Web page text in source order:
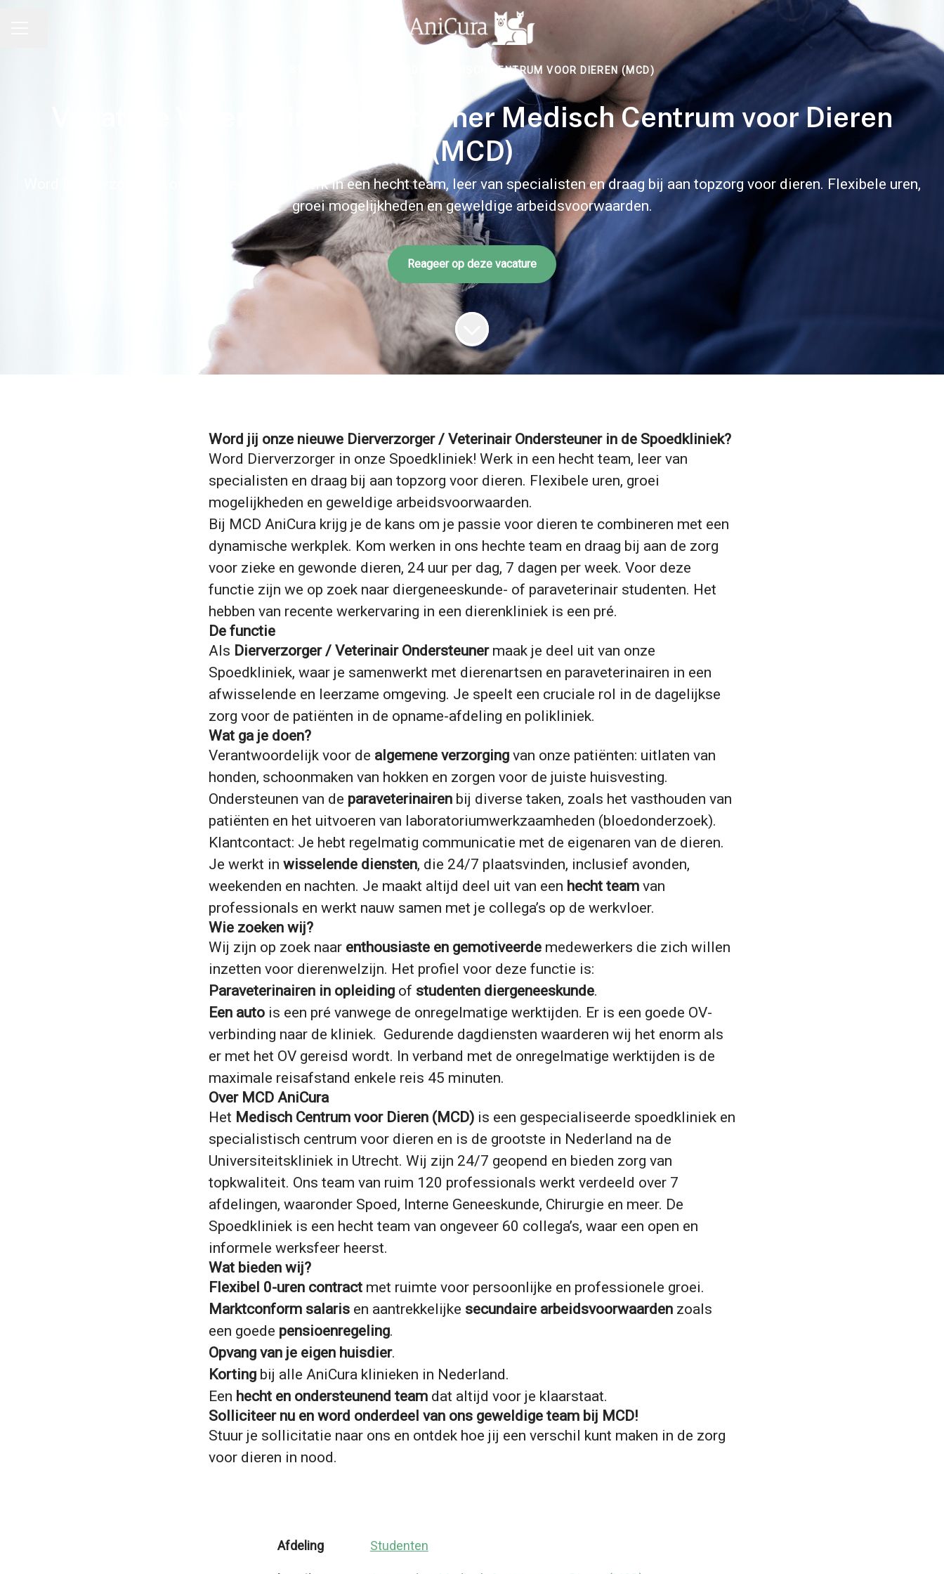
AMSTERDAM MEDISCH CENTRUM VOOR DIEREN (MCD)
Vacature Veterinair Ondersteuner Medisch Centrum voor Dieren
(MCD)
Word Dierverzorger in onze Spoedkliniek! Werk in een hecht team, leer van specialisten en draag bij aan topzorg voor dieren. Flexibele uren,
groei mogelijkheden en geweldige arbeidsvoorwaarden.
Reageer op deze vacature
Word jij onze nieuwe Dierverzorger / Veterinair Ondersteuner in de Spoedkliniek?
Word Dierverzorger in onze Spoedkliniek! Werk in een hecht team, leer van
specialisten en draag bij aan topzorg voor dieren. Flexibele uren, groei
mogelijkheden en geweldige arbeidsvoorwaarden.
Bij MCD AniCura krijg je de kans om je passie voor dieren te combineren met een
dynamische werkplek. Kom werken in ons hechte team en draag bij aan de zorg
voor zieke en gewonde dieren, 24 uur per dag, 7 dagen per week. Voor deze
functie zijn we op zoek naar diergeneeskunde- of paraveterinair studenten. Het
hebben van recente werkervaring in een dierenkliniek is een pré.
De functie
Als Dierverzorger / Veterinair Ondersteunermaak je deel uit van onze
Spoedkliniek, waar je samenwerkt met dierenartsen en paraveterinairen in een
afwisselende en leerzame omgeving. Je speelt een cruciale rol in de dagelijkse
zorg voor de patiënten in de opname-afdeling en polikliniek.
Wat ga je doen?
Verantwoordelijk voor de algemene verzorging van onze patiënten: uitlaten van
honden, schoonmaken van hokken en zorgen voor de juiste huisvesting.
Ondersteunen van de paraveterinairen bij diverse taken, zoals het vasthouden van
patiënten en het uitvoeren van laboratoriumwerkzaamheden (bloedonderzoek).
Klantcontact: Je hebt regelmatig communicatie met de eigenaren van de dieren.
Je werkt in wisselende diensten, die 24/7 plaatsvinden, inclusief avonden,
weekenden en nachten. Je maakt altijd deel uit van een hecht team van
professionals en werkt nauw samen met je collega’s op de werkvloer.
Wie zoeken wij?
Wij zijn op zoek naar enthousiaste en gemotiveerde medewerkers die zich willen
inzetten voor dierenwelzijn. Het profiel voor deze functie is:
Paraveterinairen in opleiding of studenten diergeneeskunde.
Een auto is een pré vanwege de onregelmatige werktijden. Er is een goede OV-
verbinding naar de kliniek. Gedurende dagdiensten waarderen wij het enorm als
er met het OV gereisd wordt. In verband met de onregelmatige werktijden is de
maximale reisafstand enkele reis 45 minuten.
Over MCD AniCura
Het Medisch Centrum voor Dieren (MCD) is een gespecialiseerde spoedkliniek en
specialistisch centrum voor dieren en is de grootste in Nederland na de
Universiteitskliniek in Utrecht. Wij zijn 24/7 geopend en bieden zorg van
topkwaliteit. Ons team van ruim 120 professionals werkt verdeeld over 7
afdelingen, waaronder Spoed, Interne Geneeskunde, Chirurgie en meer. De
Spoedkliniek is een hecht team van ongeveer 60 collega’s, waar een open en
informele werksfeer heerst.
Wat bieden wij?
Flexibel 0-uren contract met ruimte voor persoonlijke en professionele groei.
Marktconform salaris en aantrekkelijke secundaire arbeidsvoorwaarden zoals
een goede pensioenregeling.
Opvang van je eigen huisdier.
Korting bij alle AniCura klinieken in Nederland.
Een hecht en ondersteunend team dat altijd voor je klaarstaat.
Solliciteer nu en word onderdeel van ons geweldige team bij MCD!
Stuur je sollicitatie naar ons en ontdek hoe jij een verschil kunt maken in de zorg
voor dieren in nood.
Afdeling Studenten